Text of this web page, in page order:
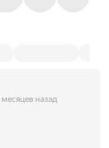
месяцев назад